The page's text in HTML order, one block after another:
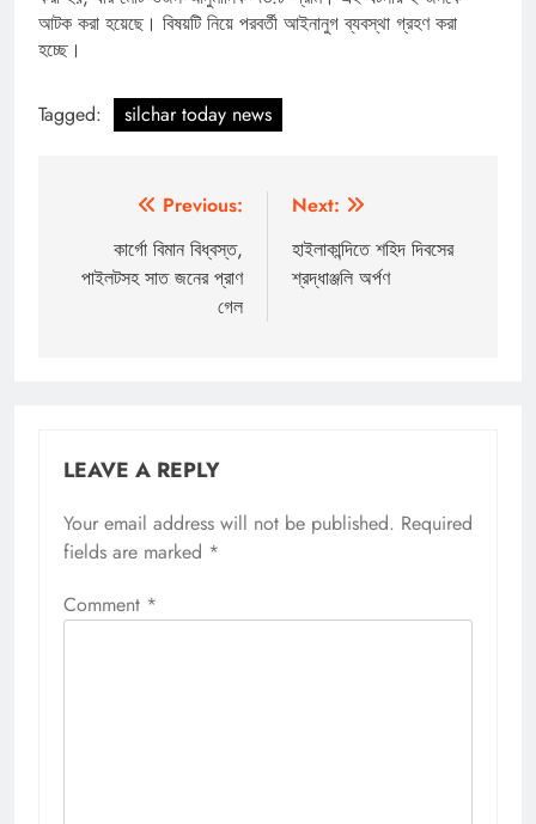
আটক করা হয়েছে। বিষয়টি নিয়ে পরবর্তী আইনানুগ ব্যবস্থা গ্রহণ করা
হচ্ছে।
Tagged: silchar today news
navigation
Previous:
কার্গো বিমান বিধ্বস্ত,
পাইলটসহ সাত জনের প্রাণ
গেল
Next:
হাইলাকান্দিতে শহিদ দিবসের
শ্রদ্ধাঞ্জলি অর্পণ
LEAVE A REPLY
Your email address will not be published. Required
fields are marked *
Comment *